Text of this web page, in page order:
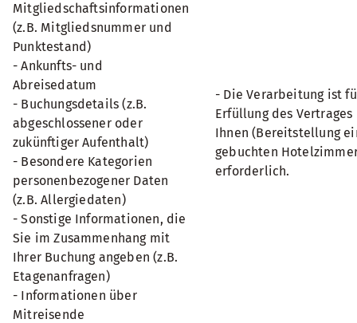
Mitgliedschaftsinformationen
(z.B. Mitgliedsnummer und
Punktestand)
- Ankunfts- und
Abreisedatum
- Buchungsdetails (z.B.
abgeschlossener oder
zukünftiger Aufenthalt)
- Besondere Kategorien
personenbezogener Daten
(z.B. Allergiedaten)
- Sonstige Informationen, die
Sie im Zusammenhang mit
Ihrer Buchung angeben (z.B.
Etagenanfragen)
- Informationen über
Mitreisende
- Die Verarbeitung ist
Erfüllung des
Ihnen (Bereitstellung
gebuchten
erforderlich.